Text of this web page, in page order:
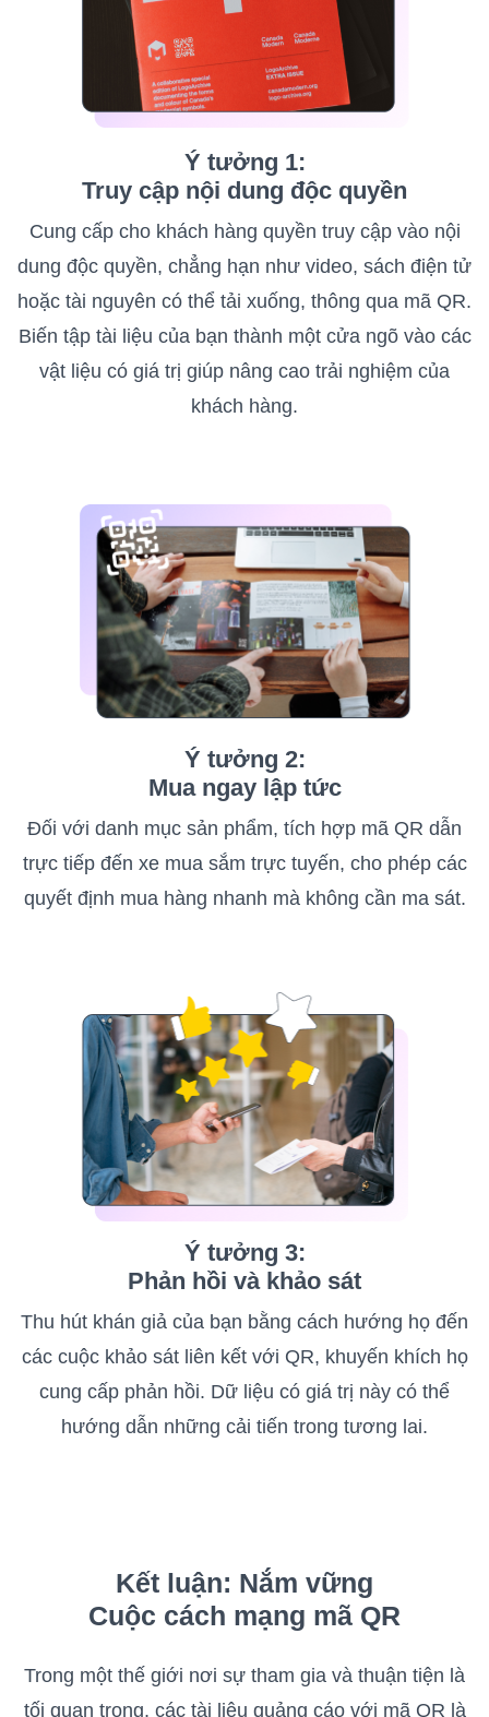
Ý tưởng 1:
Truy cập nội dung độc quyền
Cung cấp cho khách hàng quyền truy cập vào nội
dung độc quyền, chẳng hạn như video, sách điện tử
hoặc tài nguyên có thể tải xuống, thông qua mã QR.
Biến tập tài liệu của bạn thành một cửa ngõ vào các
vật liệu có giá trị giúp nâng cao trải nghiệm của
khách hàng.
Ý tưởng 2:
Mua ngay lập tức
Đối với danh mục sản phẩm, tích hợp mã QR dẫn
trực tiếp đến xe mua sắm trực tuyến, cho phép các
quyết định mua hàng nhanh mà không cần ma sát.
Ý tưởng 3:
Phản hồi và khảo sát
Thu hút khán giả của bạn bằng cách hướng họ đến
các cuộc khảo sát liên kết với QR, khuyến khích họ
cung cấp phản hồi. Dữ liệu có giá trị này có thể
hướng dẫn những cải tiến trong tương lai.
Kết luận: Nắm vững
Cuộc cách mạng mã QR
Trong một thế giới nơi sự tham gia và thuận tiện là
tối quan trọng, các tài liệu quảng cáo với mã QR là